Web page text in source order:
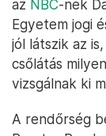
végződjön a
olyan
komolyan
bizalmat.
„Ha egy